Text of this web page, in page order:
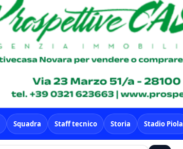
Squadra Staff tecnico Storia Stadio Piola